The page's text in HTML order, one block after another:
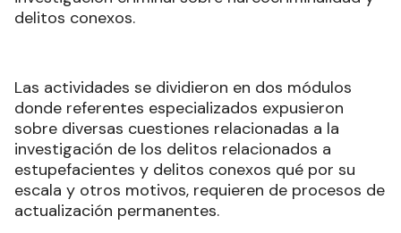
delitos conexos.
Las actividades se dividieron en dos módulos
donde referentes especializados expusieron
sobre diversas cuestiones relacionadas a la
investigación de los delitos relacionados a
estupefacientes y delitos conexos qué por su
escala y otros motivos, requieren de procesos de
actualización permanentes.